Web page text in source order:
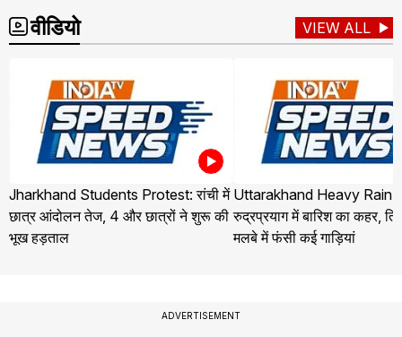
वीडियो VIEW ALL
Jharkhand Students Protest: रांची में
छात्र आंदोलन तेज, 4 और छात्रों ने शुरू की
भूख हड़ताल
Uttarakhand Heavy Rain
रुद्रप्रयाग में बारिश का कहर,
मलबे में फंसी कई गाड़ियां
ADVERTISEMENT